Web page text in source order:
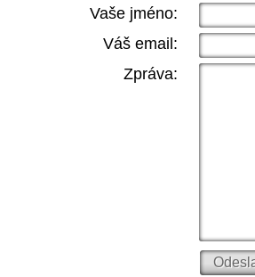
Vaše jméno:
Váš email:
Zpráva: